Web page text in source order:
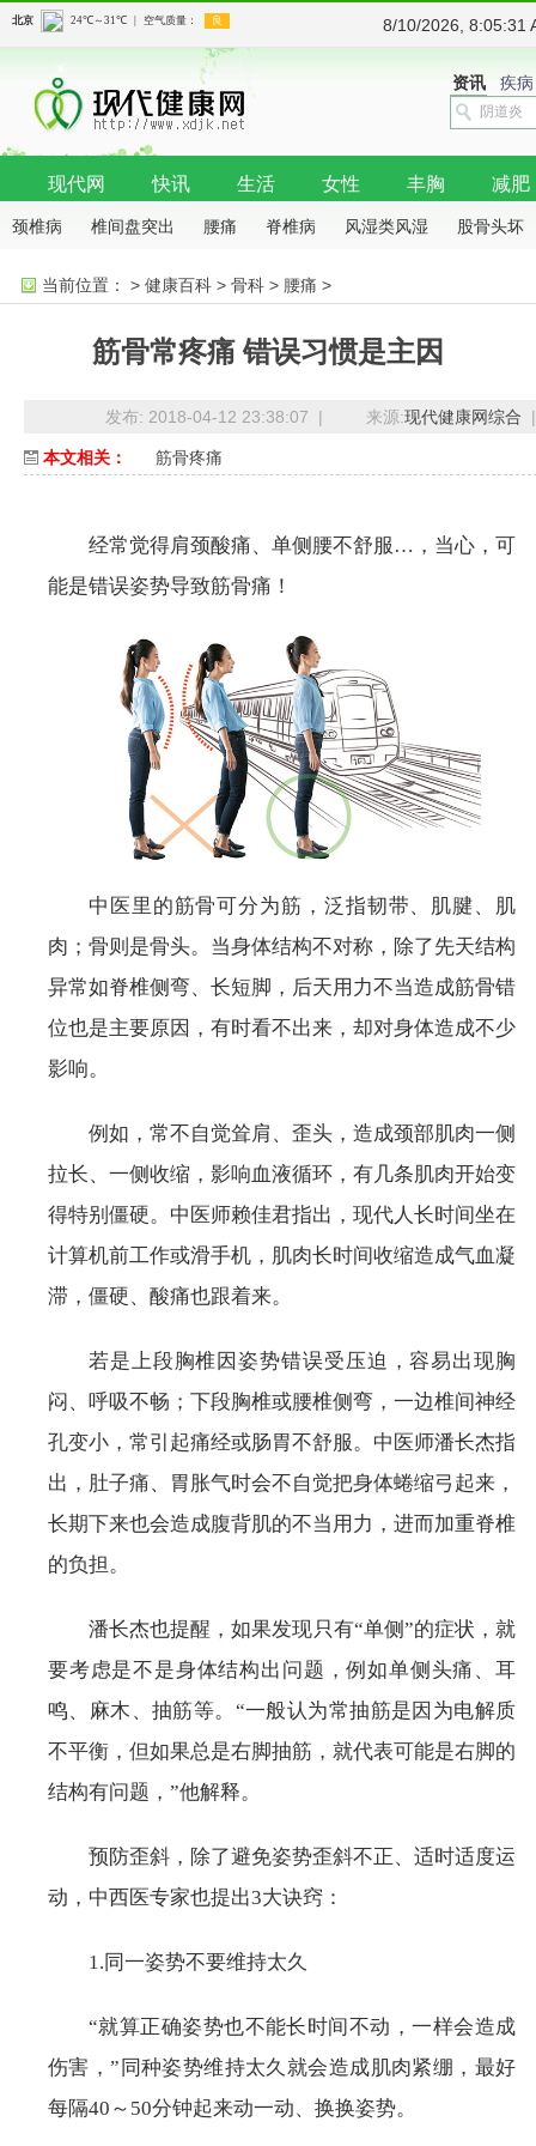
8/10/2026, 8:05:32
资讯 疾病
现代网 快讯 生活 女性 丰胸 减肥
颈椎病 椎间盘突出 腰痛 脊椎病 风湿类风湿 股骨头坏
骨质增生 骨质疏松 肩周病
当前位置： > 健康百科 > 骨科 > 腰痛 >
筋骨常疼痛 错误习惯是主因
发布: 2018-04-12 23:38:07 | 来源:现代健康网综合 |
本文相关： 筋骨疼痛
经常觉得肩颈酸痛、单侧腰不舒服…，当心，可
能是错误姿势导致筋骨痛！
中医里的筋骨可分为筋，泛指韧带、肌腱、肌
肉；骨则是骨头。当身体结构不对称，除了先天结构
异常如脊椎侧弯、长短脚，后天用力不当造成筋骨错
位也是主要原因，有时看不出来，却对身体造成不少
影响。
例如，常不自觉耸肩、歪头，造成颈部肌肉一侧
拉长、一侧收缩，影响血液循环，有几条肌肉开始变
得特别僵硬。中医师赖佳君指出，现代人长时间坐在
计算机前工作或滑手机，肌肉长时间收缩造成气血凝
滞，僵硬、酸痛也跟着来。
若是上段胸椎因姿势错误受压迫，容易出现胸
闷、呼吸不畅；下段胸椎或腰椎侧弯，一边椎间神经
孔变小，常引起痛经或肠胃不舒服。中医师潘长杰指
出，肚子痛、胃胀气时会不自觉把身体蜷缩弓起来，
长期下来也会造成腹背肌的不当用力，进而加重脊椎
的负担。
潘长杰也提醒，如果发现只有“单侧”的症状，就
要考虑是不是身体结构出问题，例如单侧头痛、耳
鸣、麻木、抽筋等。“一般认为常抽筋是因为电解质
不平衡，但如果总是右脚抽筋，就代表可能是右脚的
结构有问题，”他解释。
预防歪斜，除了避免姿势歪斜不正、适时适度运
动，中西医专家也提出3大诀窍：
1.同一姿势不要维持太久
“就算正确姿势也不能长时间不动，一样会造成
伤害，”同种姿势维持太久就会造成肌肉紧绷，最好
每隔40～50分钟起来动一动、换换姿势。